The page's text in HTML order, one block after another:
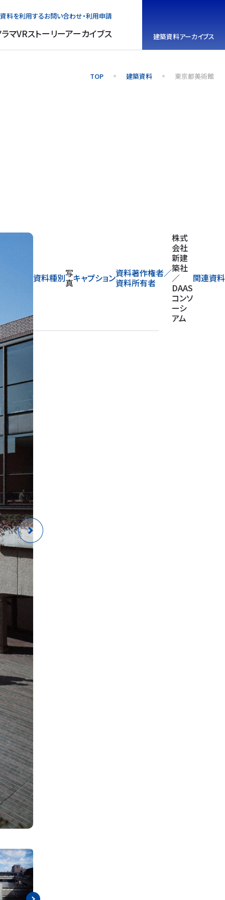
料を利用するお問い合わせ・利用申請
マVRストーリーアーカイブス 建築資料アーカイブス
TOP 建築資料 東京都美術館
資料種別写
真キャプション資料著作権者／
資料所有者
株式
会社
新建
築社
／
DAAS
コンソ
ーシ
アム
関連資